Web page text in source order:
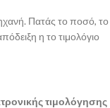
Πατάς το ποσό, το
η το τιμολόγιο
τιμολόγησης